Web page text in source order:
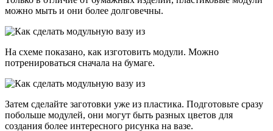
можно мыть и они более долговечны.
На схеме показано, как изготовить модули. Можно
потренироваться сначала на бумаге.
Затем сделайте заготовки уже из пластика. Подготовьте сразу
побольше модулей, они могут быть разных цветов для
создания более интересного рисунка на вазе.